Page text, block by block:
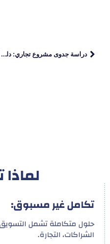
دراسة جدوى مشروع تجاري: دليل شامل لتحليل وتخطيط المشاريع الناجحة
لماذا
تكامل غير مسبوق:
حلول متكاملة تشمل التسويق،
الشراكات، التجارة.